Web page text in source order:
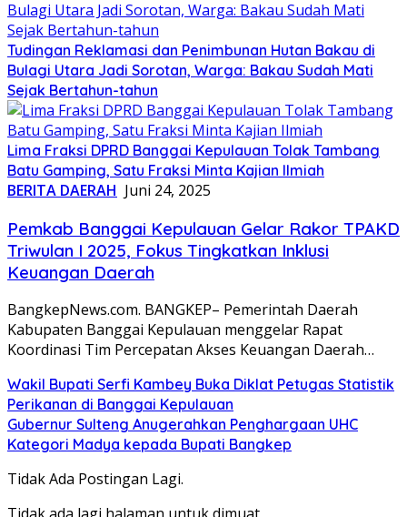
Tudingan Reklamasi dan Penimbunan Hutan Bakau di
Bulagi Utara Jadi Sorotan, Warga: Bakau Sudah Mati
Sejak Bertahun-tahun
Lima Fraksi DPRD Banggai Kepulauan Tolak Tambang
Batu Gamping, Satu Fraksi Minta Kajian Ilmiah
BERITA DAERAH Juni 24, 2025
Pemkab Banggai Kepulauan Gelar Rakor TPAKD
Triwulan I 2025, Fokus Tingkatkan Inklusi
Keuangan Daerah
BangkepNews.com. BANGKEP– Pemerintah Daerah
Kabupaten Banggai Kepulauan menggelar Rapat
Koordinasi Tim Percepatan Akses Keuangan Daerah…
Wakil Bupati Serfi Kambey Buka Diklat Petugas Statistik
Perikanan di Banggai Kepulauan
Gubernur Sulteng Anugerahkan Penghargaan UHC
Kategori Madya kepada Bupati Bangkep
Tidak Ada Postingan Lagi.